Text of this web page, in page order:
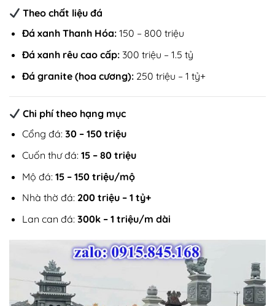
Theo chất liệu đá
Đá xanh Thanh Hóa:150 – 800 triệu
Đá xanh rêu cao cấp:300 triệu – 1.5 tỷ
Đá granite (hoa cương):250 triệu – 1 tỷ+
Chi phí theo hạng mục
Cổng đá: 30 – 150 triệu
Cuốn thư đá: 15 – 80 triệu
Mộ đá: 15 – 150 triệu/mộ
Nhà thờ đá: 200 triệu – 1 tỷ+
Lan can đá: 300k – 1 triệu/m dài